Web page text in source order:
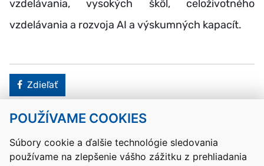
POUŽÍVAME COOKIES
Súbory cookie a ďalšie technológie sledovania
používame na zlepšenie vášho zážitku z prehliadania
vzdelávania, vysokých škôl, celoživotného
vzdelávania a rozvoja AI a výskumných kapacít.
Facebook
Zdieľať
Kontakty Mapa stránky RSS Vyhlásenie o prístupnosti